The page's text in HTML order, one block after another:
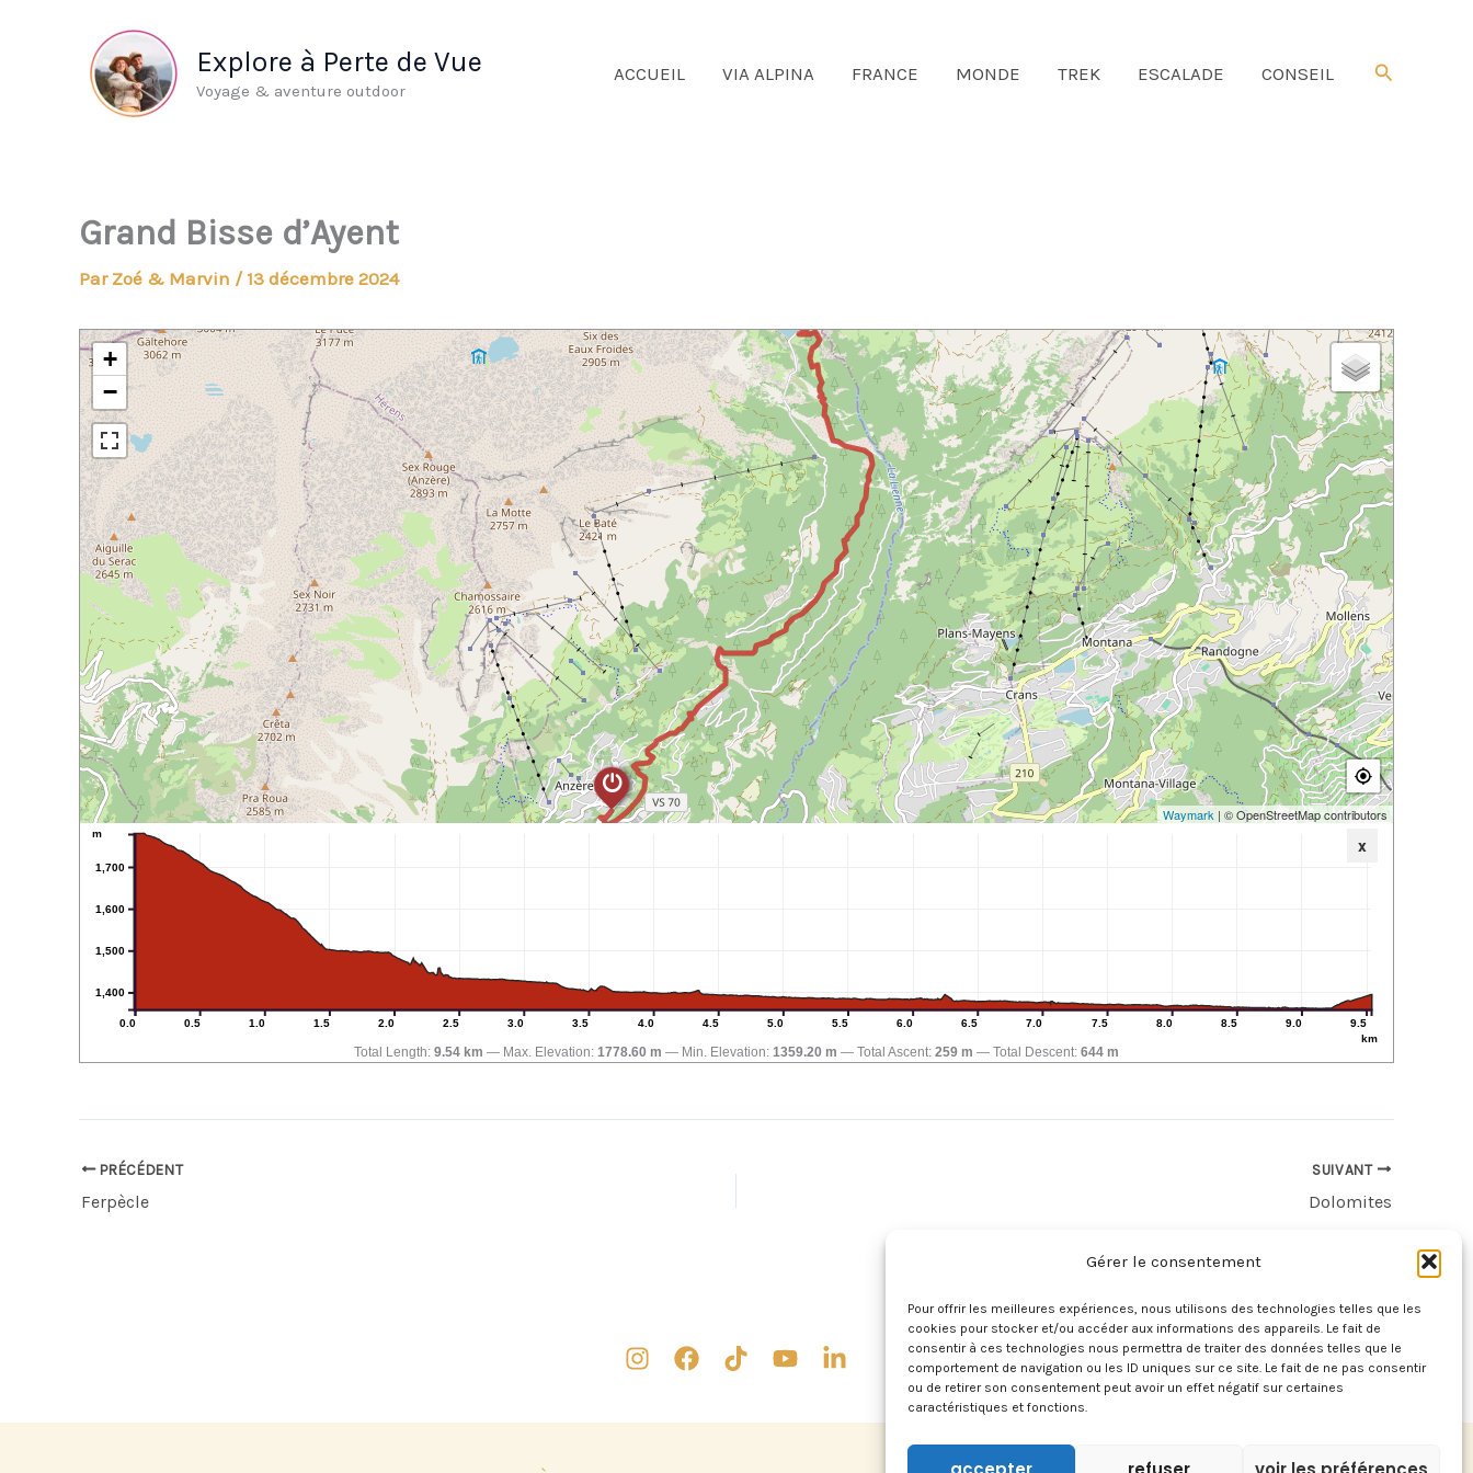
Gérer le consentement
Pour offrir les meilleures expériences, nous utilisons des technologies telles que les
cookies pour stocker et/ou accéder aux informations des appareils. Le fait de
consentir à ces technologies nous permettra de traiter des données telles que le
comportement de navigation ou les ID uniques sur ce site. Le fait de ne pas consentir
ou de retirer son consentement peut avoir un effet négatif sur certaines
caractéristiques et fonctions.
Explore à Perte de Vue
Voyage & aventure outdoor
ACCUEIL VIA ALPINA FRANCE MONDE TREK ESCALADE CONSEIL Rechercher
Grand Bisse d’Ayent
Par Zoé & Marvin / 13 décembre 2024
+
−
Waymark | © OpenStreetMap contributors
x
0.0 0.5 1.0 1.5 2.0 2.5 3.0 3.5 4.0 4.5 5.0 5.5 6.0 6.5 7.0 7.5 8.0 8.5 9.0 9.5
km
1,400
1,500
1,600
1,700
m
Total Length: 9.54 km Max. Elevation: 1778.60 m Min. Elevation: 1359.20 m Total Ascent: 259 m Total Descent: 644 m
PRÉCÉDENT
Ferpècle
SUIVANT
Dolomites